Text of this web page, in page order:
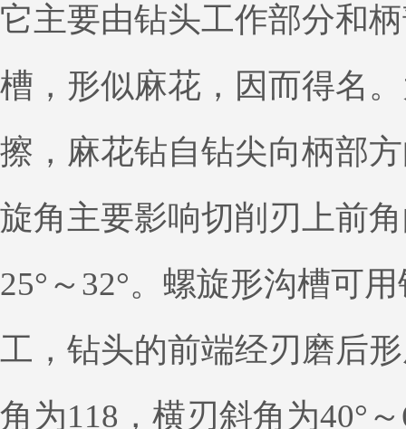
它主要由钻头工作部分和
槽，形似麻花，因而得名
擦，麻花钻自钻尖向柄部
旋角主要影响切削刃上前
25°～32°。螺旋形沟槽可
工，钻头的前端经刃磨后
角为118，横刃斜角为40°